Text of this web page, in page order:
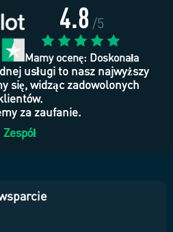
4.8 /5
Mamy ocenę: Doskonała
usługi to nasz najwyższy
się, widząc zadowolonych
za zaufanie.
Zespół